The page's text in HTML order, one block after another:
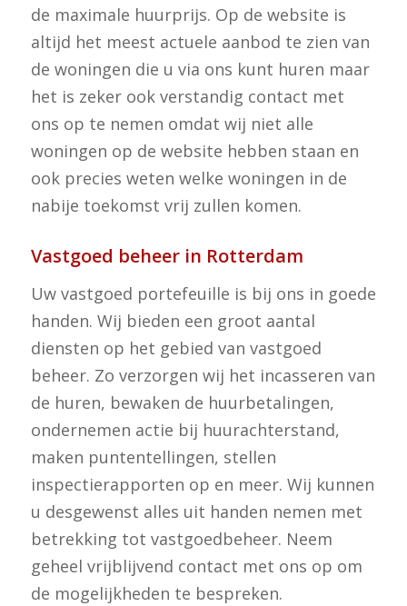
de maximale huurprijs. Op de website is
altijd het meest actuele aanbod te zien van
de woningen die u via ons kunt huren maar
het is zeker ook verstandig contact met
ons op te nemen omdat wij niet alle
woningen op de website hebben staan en
ook precies weten welke woningen in de
nabije toekomst vrij zullen komen.
Vastgoed beheer in Rotterdam
Uw vastgoed portefeuille is bij ons in goede
handen. Wij bieden een groot aantal
diensten op het gebied van vastgoed
beheer. Zo verzorgen wij het incasseren van
de huren, bewaken de huurbetalingen,
ondernemen actie bij huurachterstand,
maken puntentellingen, stellen
inspectierapporten op en meer. Wij kunnen
u desgewenst alles uit handen nemen met
betrekking tot vastgoedbeheer. Neem
geheel vrijblijvend contact met ons op om
de mogelijkheden te bespreken.